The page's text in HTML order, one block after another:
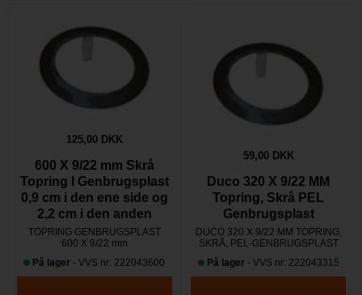
125,00 DKK
600 X 9/22 mm Skrå
Topring I Genbrugsplast
0,9 cm i den ene side og
2,2 cm i den anden
TOPRING GENBRUGSPLAST
600 X 9/22 mm
På lager - VVS nr: 222043600
59,00 DKK
Duco 320 X 9/22 MM
Topring, Skrå PEL
Genbrugsplast
DUCO 320 X 9/22 MM TOPRING,
SKRÅ, PEL-GENBRUGSPLAST
På lager - VVS nr: 222043315